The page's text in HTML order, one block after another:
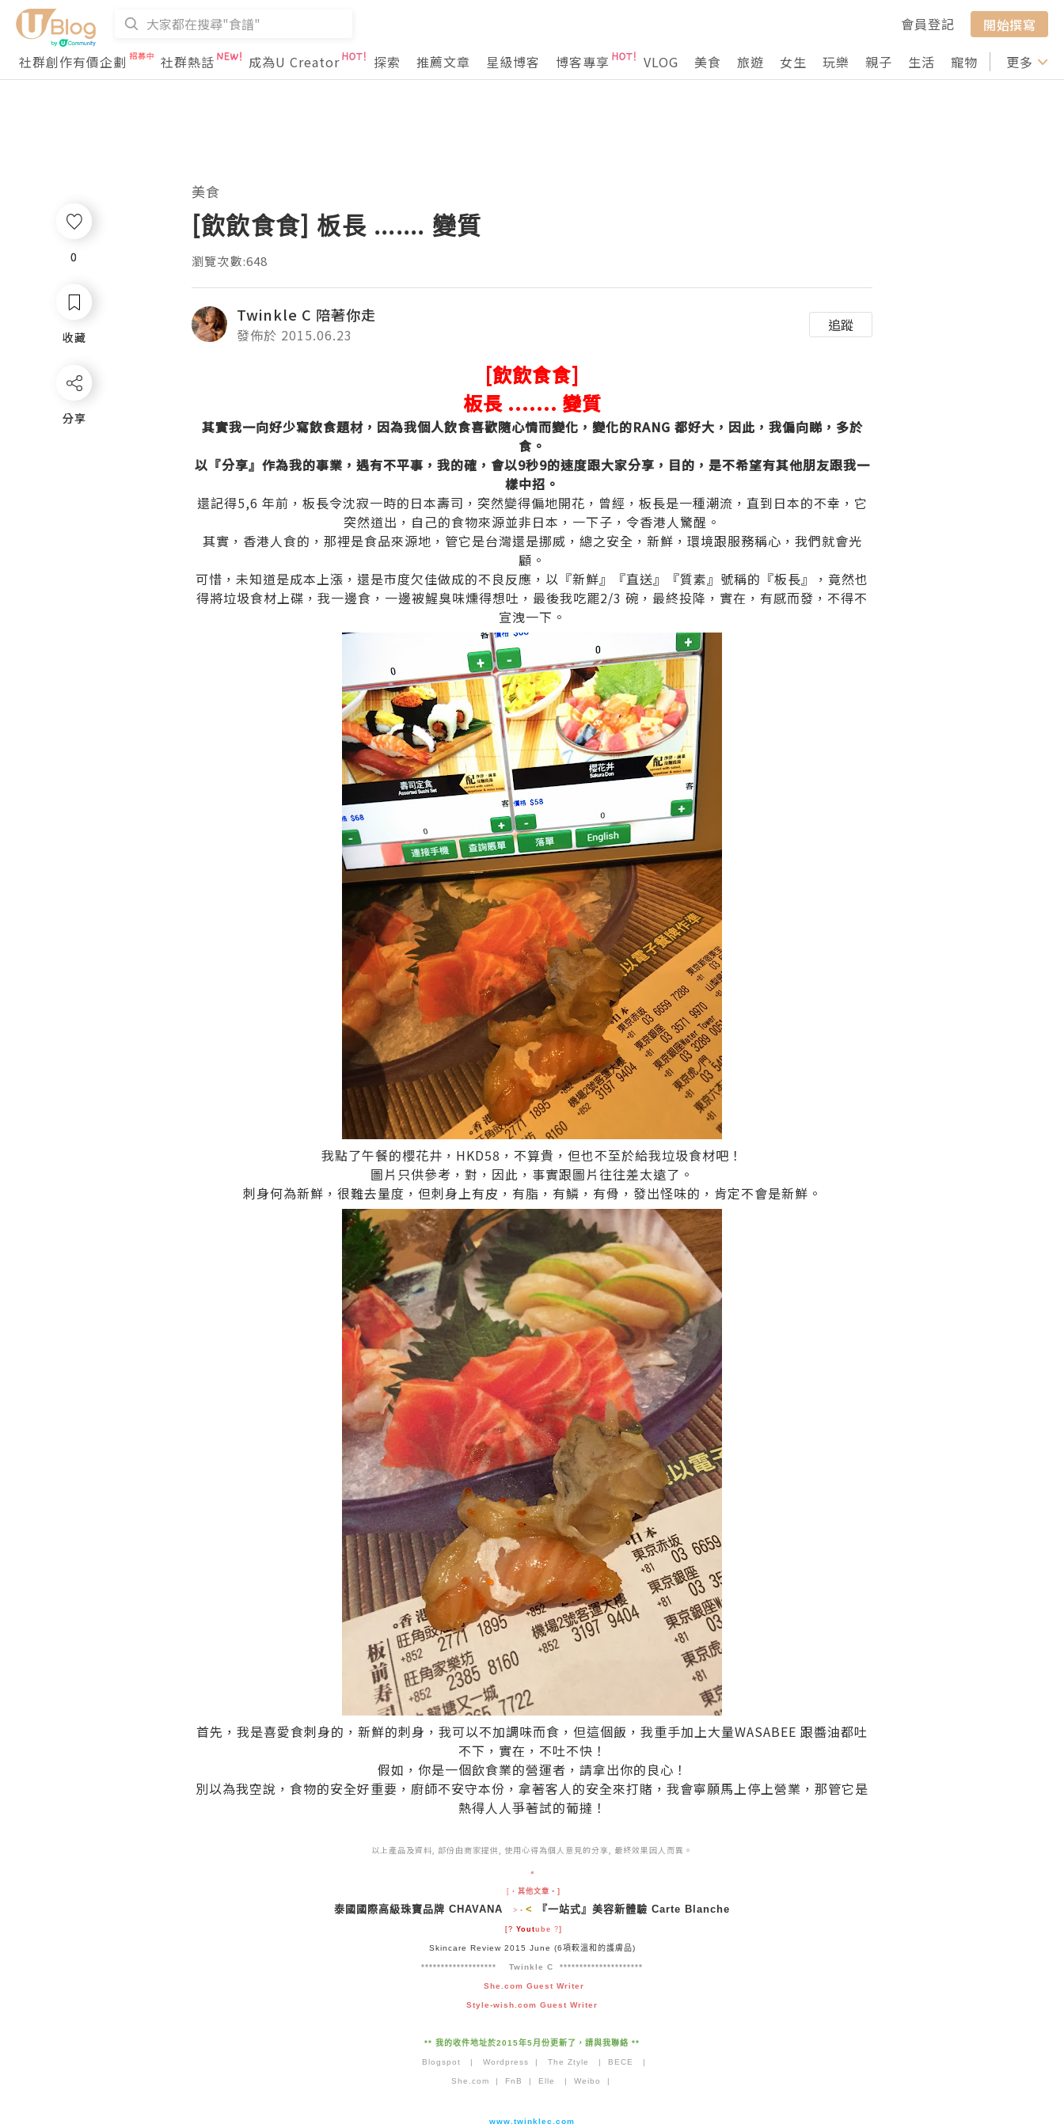
會員登記
開始撰寫
社群創作有價企劃
社群熱話 成為U Creator 探索 推薦文章 星級博客 博客專享 VLOG 美食 旅遊 女生 玩樂 親子 生活 寵物 行山 打卡
更多
0
收藏
分享
美食
[飲飲食食] 板長 ....... 變質
瀏覽次數:648
Twinkle C 陪著你走
發佈於 2015.06.23
追蹤
[飲飲食食]
板長 ....... 變質
其實我一向好少寫飲食題材，因為我個人飲食喜歡隨心情而變化，變化的RANG 都好大，因此，我偏向睇，多於
食。
以『分享』作為我的事業，遇有不平事，我的確，會以9秒9的速度跟大家分享，目的，是不希望有其他朋友跟我一
樣中招。
還記得5,6 年前，板長令沈寂一時的日本壽司，突然變得偏地開花，曾經，板長是一種潮流，直到日本的不幸，它
突然道出，自己的食物來源並非日本，一下子，令香港人驚醒。
其實，香港人食的，那裡是食品來源地，管它是台灣還是挪威，總之安全，新鮮，環境跟服務稱心，我們就會光
顧。
可惜，未知道是成本上漲，還是市度欠佳做成的不良反應，以『新鮮』『直送』『質素』號稱的『板長』，竟然也
得將垃圾食材上碟，我一邊食，一邊被鯹臭味燻得想吐，最後我吃罷2/3 碗，最終投降，實在，有感而發，不得不
宣洩一下。
我點了午餐的櫻花井，HKD58，不算貴，但也不至於給我垃圾食材吧！
圖片只供參考，對，因此，事實跟圖片往往差太遠了。
刺身何為新鮮，很難去量度，但刺身上有皮，有脂，有鱗，有骨，發出怪味的，肯定不會是新鮮。
首先，我是喜愛食刺身的，新鮮的刺身，我可以不加調味而食，但這個飯，我重手加上大量WASABEE 跟醬油都吐
不下，實在，不吐不快！
假如，你是一個飲食業的營運者，請拿出你的良心！
別以為我空說，食物的安全好重要，廚師不安守本份，拿著客人的安全來打賭，我會寧願馬上停上營業，那管它是
熱得人人爭著試的葡撻！
以上產品及資料, 部份由商家提供, 使用心得為個人意見的分享, 最終效果因人而異。
.
[‧ 其他文章‧]
泰國國際高級珠寶品牌 CHAVANA >‧ < 『一站式』美容新體驗 Carte Blanche
[? Youtube ?]
Skincare Review 2015 June (6項較溫和的護膚品)
******************* Twinkle C *********************
She.com Guest Writer
Style-wish.com Guest Writer
** 我的收件地址於2015年5月份更新了，請與我聯絡 **
Blogspot | Wordpress | The Ztyle | BECE |
She.com | FnB | Elle | Weibo |
www.twinklec.com
0
收藏
分享